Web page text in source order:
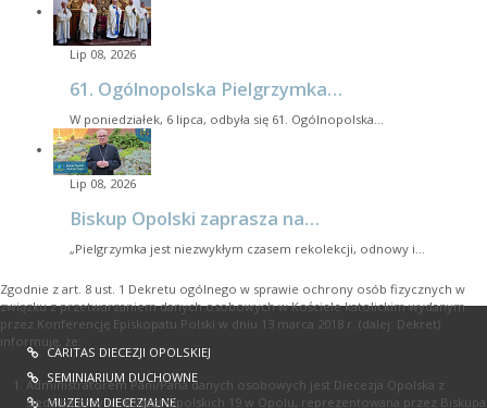
Lip 08, 2026
61. Ogólnopolska Pielgrzymka…
W poniedziałek, 6 lipca, odbyła się 61. Ogólnopolska…
Lip 08, 2026
Biskup Opolski zaprasza na…
„Pielgrzymka jest niezwykłym czasem rekolekcji, odnowy i…
CARITAS DIECEZJI OPOLSKIEJ
SEMINIARIUM DUCHOWNE
MUZEUM DIECEZJALNE
Zgodnie z art. 8 ust. 1 Dekretu ogólnego w sprawie ochrony osób fizycznych w
związku z przetwarzaniem danych osobowych w Kościele katolickim wydanym
przez Konferencję Episkopatu Polski w dniu 13 marca 2018 r. (dalej: Dekret)
informuję, że:
Administratorem Pani/Pana danych osobowych jest Diecezja Opolska z
siedzibą przy ul. Książąt Opolskich 19 w Opolu, reprezentowana przez Biskupa